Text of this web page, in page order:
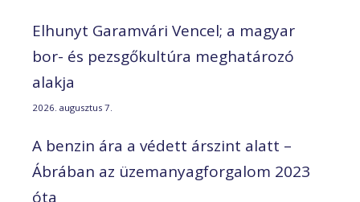
Elhunyt Garamvári Vencel; a magyar
bor- és pezsgőkultúra meghatározó
alakja
2026. augusztus 7.
A benzin ára a védett árszint alatt –
Ábrában az üzemanyagforgalom 2023
óta